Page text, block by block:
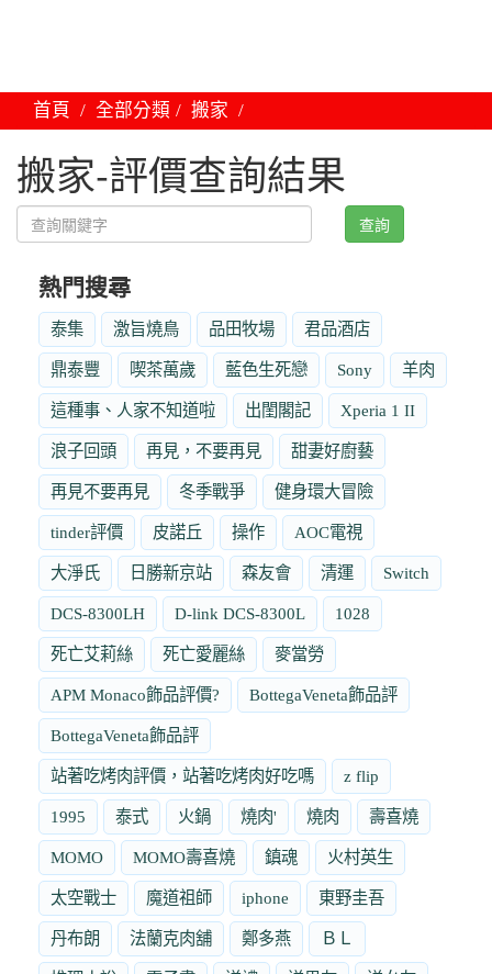
首頁 全部分類 搬家
搬家-評價查詢結果
查詢
熱門搜尋
泰集 激旨燒鳥 品田牧場 君品酒店
鼎泰豐 喫茶萬歲 藍色生死戀 Sony 羊肉
這種事、人家不知道啦 出閨閣記 Xperia 1 II
浪子回頭 再見，不要再見 甜妻好廚藝
再見不要再見 冬季戰爭 健身環大冒險
tinder評價 皮諾丘 操作 AOC電視
大淨氏 日勝新京站 森友會 清運 Switch
DCS-8300LH D-link DCS-8300L 1028
死亡艾莉絲 死亡愛麗絲 麥當勞
APM Monaco飾品評價? BottegaVeneta飾品評
BottegaVeneta飾品評
站著吃烤肉評價，站著吃烤肉好吃嗎 z flip
1995 泰式 火鍋 燒肉' 燒肉 壽喜燒
MOMO MOMO壽喜燒 鎮魂 火村英生
太空戰士 魔道祖師 iphone 東野圭吾
丹布朗 法蘭克肉舖 鄭多燕 ＢＬ